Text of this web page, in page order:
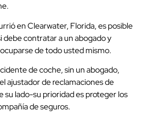
en Clearwater, Florida, es posible
debe contratar a un abogado y
de todo usted mismo.
de coche, sin un abogado,
ajustador de reclamaciones de
su lado-su prioridad es proteger los
de seguros.